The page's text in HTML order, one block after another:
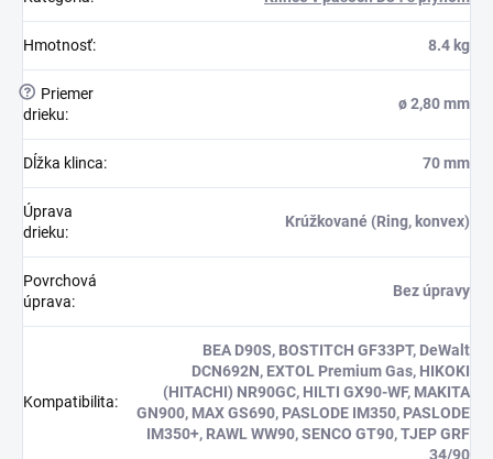
Hmotnosť: 8.4 kg
?
Priemer
drieku:
ø 2,80 mm
Dĺžka klinca: 70 mm
Úprava
drieku:
Krúžkované (Ring, konvex)
Povrchová
úprava:
Bez úpravy
Kompatibilita:
BEA D90S, BOSTITCH GF33PT, DeWalt
DCN692N, EXTOL Premium Gas, HIKOKI
(HITACHI) NR90GC, HILTI GX90-WF, MAKITA
GN900, MAX GS690, PASLODE IM350, PASLODE
IM350+, RAWL WW90, SENCO GT90, TJEP GRF
34/90